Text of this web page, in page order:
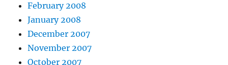
February 2008
January 2008
December 2007
November 2007
October 2007